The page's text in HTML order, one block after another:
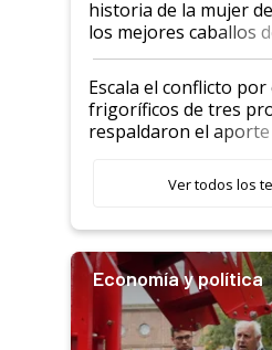
historia de la mujer
los mejores caballos
Argentina y los mitos
todavía hacen sufrir
animales: "Mientras
descalificaban, yo
haciendo currículum"
Escala el conflicto por
frigoríficos de tres
respaldaron el aporte
Ver todos los
Economía y política